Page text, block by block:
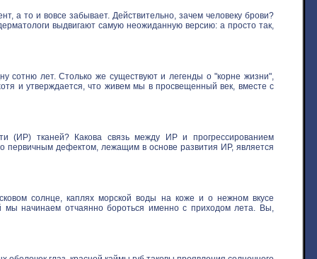
а то и вовсе забывает. Действительно, зачем человеку брови?
выдвигают самую неожиданную версию: а просто так,
сотню лет. Столько же существуют и легенды о "корне жизни",
и утверждается, что живем мы в просвещенный век, вместе с
(ИР) тканей? Какова связь между ИР и прогрессированием
первичным дефектом, лежащим в основе развития ИР, является
солнце, каплях морской воды на коже и о нежном вкусе
мы начинаем отчаянно бороться именно с приходом лета. Вы,